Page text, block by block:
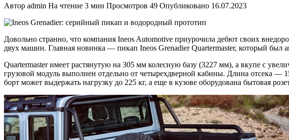
Автор admin На чтение 3 мин Просмотров 49 Опубликовано 16.07.2023
Довольно странно, что компания Ineos Automotive приурочила дебют своих
двух машин. Главная новинка — пикап Ineos Grenadier Quartermaster, который был
Quartermaster имеет растянутую на 305 мм колесную базу (3227 мм), а вкупе с
грузовой модуль выполнен отдельно от четырехдверной кабины. Длина отсека
борт может выдержать нагрузку до 225 кг, а еще в кузове оборудована бытовая